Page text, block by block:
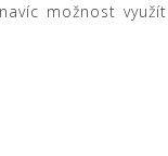
možnost využít